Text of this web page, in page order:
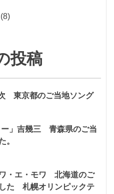
(8)
投稿
東京都のご当地ソング
ー」吉幾三 青森県のご当
。
ワ・エ・モワ 北海道のご
た 札幌オリンピックテ